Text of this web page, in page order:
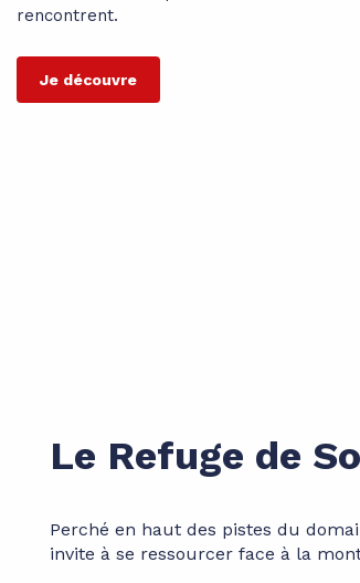
rencontrent.
Je découvre
Le Refuge de
‍Perché en haut des pistes du
invite à se ressourcer face à la